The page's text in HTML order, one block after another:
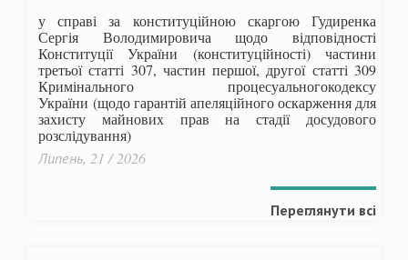
у справі за конституційною скаргою Гудиренка
Сергія Володимировича щодо відповідності
Конституції України (конституційності) частини
третьої статті 307, частин першої, другої статті 309
Кримінального процесуальногокодексу
України (щодо гарантій апеляційного оскарження для
захисту майнових прав на стадії досудового
розслідування)
Липень, 21 / 2026
Переглянути всі